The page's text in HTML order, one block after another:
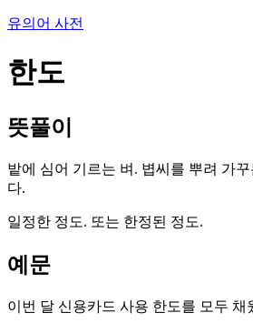
유의어 사전
한도
뜻풀이
밭에 심어 기르는 벼. 볍씨를 뿌려 가
다.
일정한 정도. 또는 한정된 정도.
예문
이번 달 신용카드 사용 한도를 모두 채